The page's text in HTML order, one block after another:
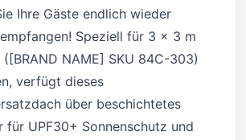
Ihre Gäste endlich wieder
Speziell für 3 x 3 m
([BRAND NAME] SKU 84C-303)
verfügt dieses
über beschichtetes
für UPF30+ Sonnenschutz und